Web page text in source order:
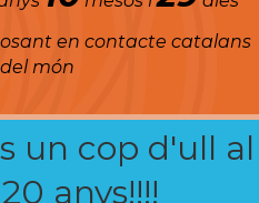
en contacte catalans
món
un cop d'ull al
anys!!!!